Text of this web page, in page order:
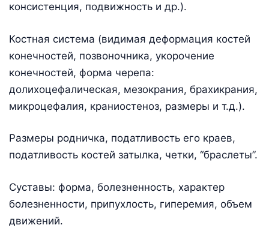
консистенция, подвижность и др.).
Костная система (видимая деформация костей
конечностей, позвоночника, укорочение
конечностей, форма черепа:
долихоцефалическая, мезокрания, брахикрания,
микроцефалия, краниостеноз, размеры и т.д.).
Размеры родничка, податливость его краев,
податливость костей затылка, четки, “браслеты”.
Суставы: форма, болезненность, характер
болезненности, припухлость, гиперемия, объем
движений.